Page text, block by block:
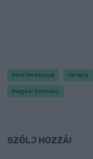
Irina Verescsuk Ukrajna
magyar kormány
SZÓLJ HOZZÁ!